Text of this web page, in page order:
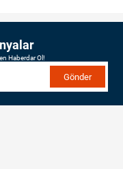
Haberdar Ol!
Gönder